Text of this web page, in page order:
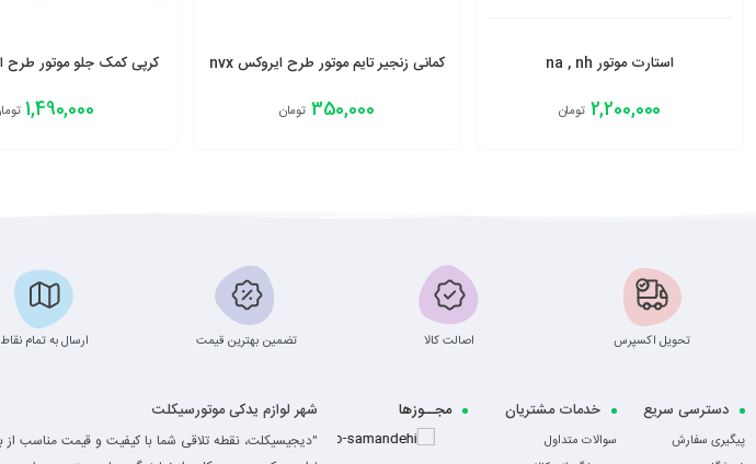
استارت موتور na , nh
2,200,000 تومان
کمانی زنجیر تایم موتور طرح ایروکس nvx
350,000 تومان 1,490,000
تحویل اکسپرس اصالت کالا تضمین بهترین قیمت ارسال به تمام نقاط
دسترسی سریع
پیگیری سفارش
خدمات مشتریان
سوالات متداول
مجــوزها
-
شهر لوازم یدکی موتورسیکلت
"دیجیسیکلت، نقطه تلاقی شما با کیفیت و قیمت مناسب